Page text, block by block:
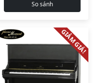
So sánh
GIẢM GIÁ!